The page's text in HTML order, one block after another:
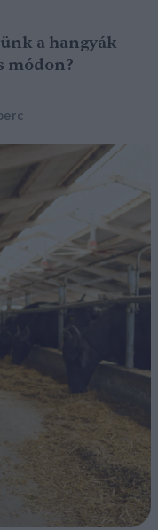
a hangyák
módon?